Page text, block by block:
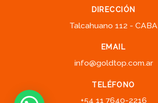
DIRECCIÓN
Talcahuano 112 - CABA
EMAIL
info@goldtop.com.ar
TELÉFONO
+54 11 7640-2216